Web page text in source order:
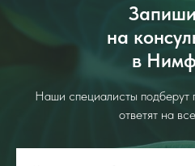
на
в
Наши специалисты подберут
ответят на